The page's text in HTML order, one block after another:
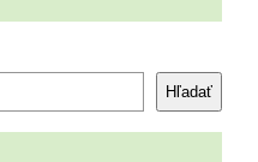
Hľadať